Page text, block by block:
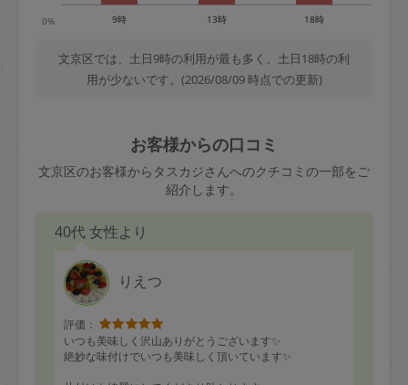
0% 9時 13時 18時
文京区では、土日9時の利用が最も多く、土日18時の利
用が少ないです。(2026/08/09 時点での更新)
お客様からの口コミ
文京区のお客様からタスカジさんへのクチコミの一部をご
紹介します。
40代 女性より
りえつ
評価：
いつも美味しく沢山ありがとうございます✨
絶妙な味付けでいつも美味しく頂いています✨